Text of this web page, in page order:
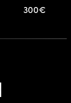
300€